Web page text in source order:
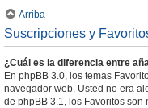
Arriba
Suscripciones y
¿Cuál es la diferencia entre
En phpBB 3.0, los temas
navegador web. Usted no era
de phpBB 3.1, los Favoritos son